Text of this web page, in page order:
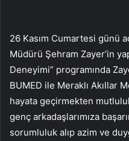
26 Kasım Cumartesi günü
Müdürü Şehram Zayer’in
Deneyimi” programında
BUMED ile Meraklı Akıllar
hayata geçirmekten
genç arkadaşlarımıza
sorumluluk alıp azim ve